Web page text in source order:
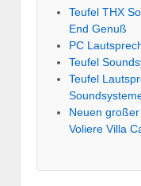
Teufel THX
End Genuß
PC
Teufel
Teufel
Neuen
Voliere Villa